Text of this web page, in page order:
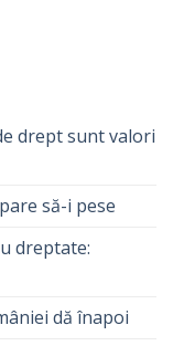
drept sunt valori
să-i pese
dreptate:
dă înapoi